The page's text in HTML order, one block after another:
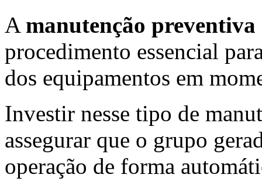
A manutenção
procedimento essencial
dos equipamentos em
Investir nesse tipo de
assegurar que o grupo
operação de forma